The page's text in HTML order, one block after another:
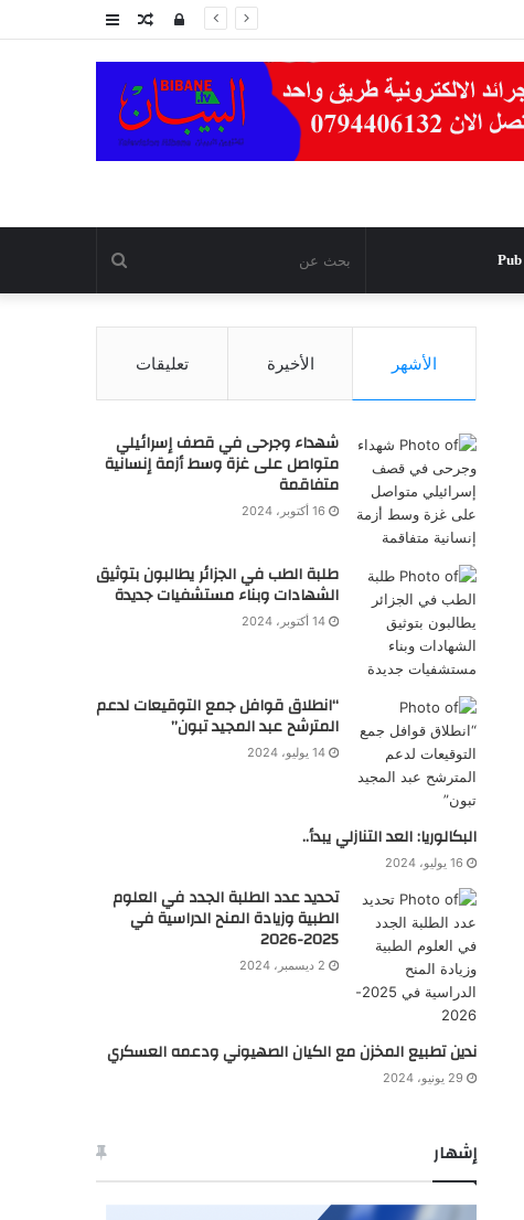
عمودمقالتسجيل
بحث
عن
الأشهر الأخيرة تعليقات
شهداء وجرحى في قصف إسرائيلي
متواصل على غزة وسط أزمة إنسانية
متفاقمة
16 أكتوبر، 2024
طلبة الطب في الجزائر يطالبون بتوثيق
الشهادات وبناء مستشفيات جديدة
14 أكتوبر، 2024
“انطلاق قوافل جمع التوقيعات لدعم
المترشح عبد المجيد تبون”
14 يوليو، 2024
البكالوريا: العد التنازلي يبدأ..
16 يوليو، 2024
تحديد عدد الطلبة الجدد في العلوم
الطبية وزيادة المنح الدراسية في
2025-2026
2 ديسمبر، 2024
ندين تطبيع المخزن مع الكيان الصهيوني ودعمه العسكري
29 يونيو، 2024
إشهار